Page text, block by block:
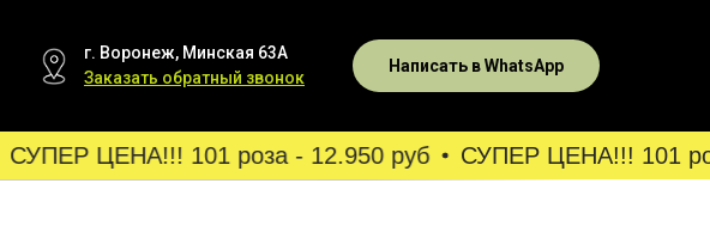
г. Воронеж, Минская 63А
Заказать обратный звонок
Написать в WhatsApp
ЦЕНА!!! 101 роза - 12.950 руб СУПЕР ЦЕНА!!! 101